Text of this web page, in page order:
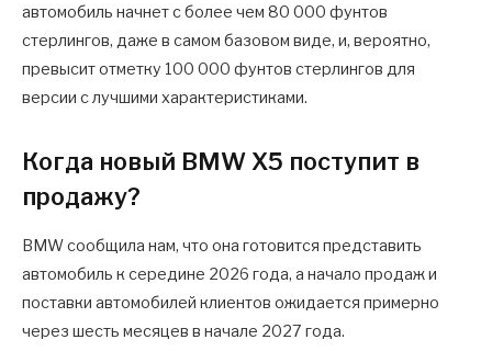
автомобиль начнет с более чем 80 000 фунтов
стерлингов, даже в самом базовом виде, и, вероятно,
превысит отметку 100 000 фунтов стерлингов для
версии с лучшими характеристиками.
Когда новый BMW X5 поступит в
продажу?
BMW сообщила нам, что она готовится представить
автомобиль к середине 2026 года, а начало продаж и
поставки автомобилей клиентов ожидается примерно
через шесть месяцев в начале 2027 года.